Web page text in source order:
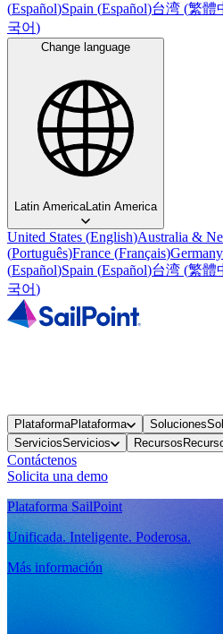
(Español)Spain (Español)台湾 (繁體
국어)
Change language
Latin AmericaLatin America
United States (English)Australia &
(Português)France (Français)Germany
(Español)Spain (Español)台湾 (繁體
국어)
PlataformaPlataforma Soluciones
ServiciosServicios Recursos
Contáctenos
Solicita una demo
Plataforma SailPoint
Unificada. Inteligente. Poderosa.
Más información